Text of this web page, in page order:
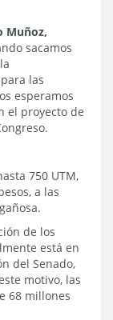
Muñoz,
sacamos
las
esperamos
el proyecto de
750 UTM,
a las
de los
está en
del Senado,
motivo, las
68 millones